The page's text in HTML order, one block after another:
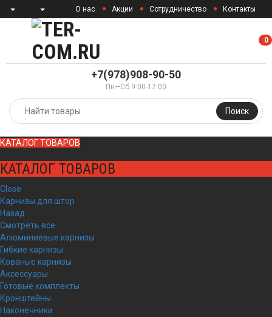
О нас Акции Сотрудничество Контакты
+7(978)908-90-50
Пн—Сб 9:00-17:00
Поиск
00
КАТАЛОГ ТОВАРОВ
КАТАЛОГ ТОВАРОВ
Close
Карнизы для штор
Назад
Смотреть все
Алюминиевые карнизы
Гибкие карнизы
Кованые карнизы
Аксессуары
Готовые комплекты
Кронштейны
Наконечники